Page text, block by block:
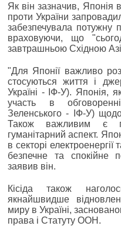
Як він зазначив, Японія
проти України
забезпечувала потужну
враховуючи, що
завтрашньою Східною
"Для Японії важливо
стосуються життя і
Україні - ІФ-У). Японія,
участь в
Зеленського - ІФ-У)
Також важливим є
гуманітарний аспект.
в секторі
безпечне та спокійне
заявив він.
Кісіда також
якнайшвидше
миру в Україні,
права і Статуту ООН.